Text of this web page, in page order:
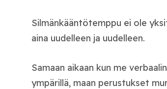
Silmänkääntötemppu ei ole
aina uudelleen ja uudelleen.
Samaan aikaan kun me
ympärillä, maan perustukset